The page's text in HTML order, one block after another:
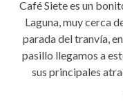
Café Siete es un
Laguna, muy cerca
parada del tranvía,
pasillo llegamos a
sus principales